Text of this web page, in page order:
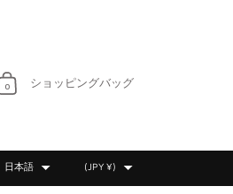
0 ショッピングバッグ
言語
日本語 国/地域
(JPY ¥)